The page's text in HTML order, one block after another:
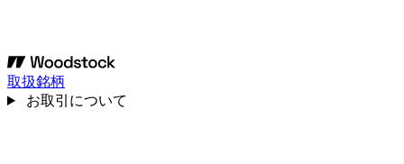
取扱銘柄
お取引について